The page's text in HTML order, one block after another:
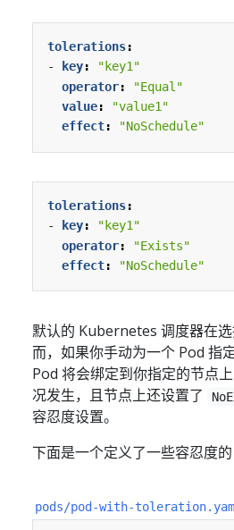
tolerations:
-
key:
"key1"
operator:
"Equal"
value:
"value1"
effect: "NoSchedule"
tolerations:
-
key:
"key1"
operator:
"Exists"
effect: "NoSchedule"
默认的 Kubernetes 调度器在
而，如果你手动为一个 Pod 指
Pod 将会绑定到你指定的节点
况发生，且节点上还设置了
容忍度设置。
下面是一个定义了一些容忍度的
pods/pod-with-